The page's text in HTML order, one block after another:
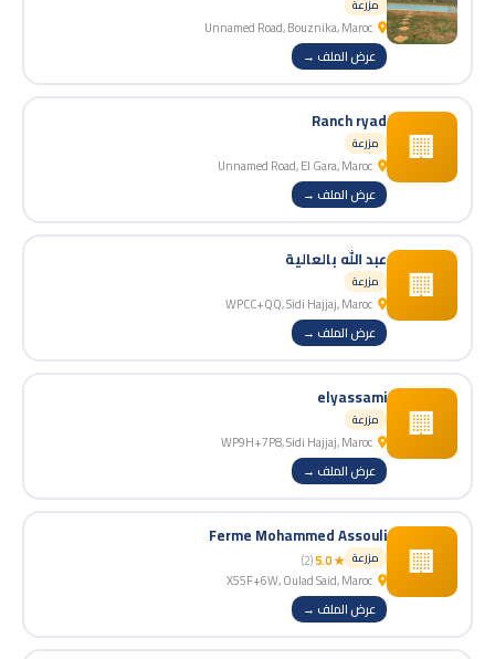
مزرعة
عرض الملف →
🏢
Ranch ryad
مزرعة
عرض الملف →
🏢 عبد الله بالعالية
مزرعة
عرض الملف →
🏢
elyassami
مزرعة
عرض الملف →
🏢
Ferme Mohammed Assouli
مزرعة ★ 5.0
(2)
عرض الملف →